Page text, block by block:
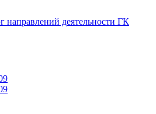
направлений деятельности ГК